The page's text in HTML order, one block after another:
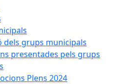
dels grups municipals
presentades pels grups
Plens 2024